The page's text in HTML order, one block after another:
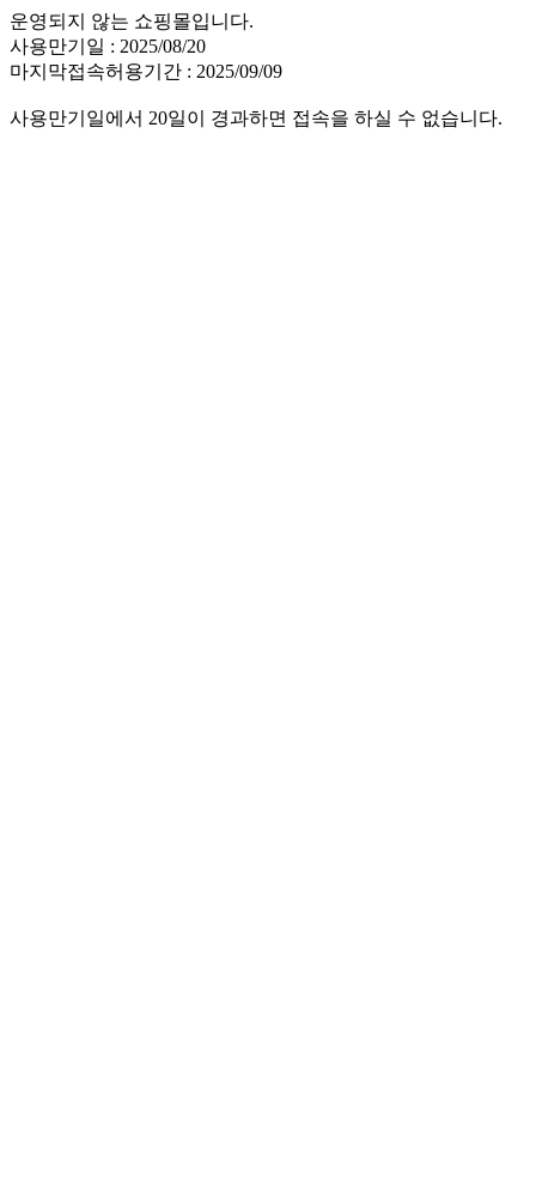
운영되지 않는 쇼핑몰입니다.
사용만기일 : 2025/08/20
마지막접속허용기간 : 2025/09/09
사용만기일에서 20일이 경과하면 접속을 하실 수 없습니다.